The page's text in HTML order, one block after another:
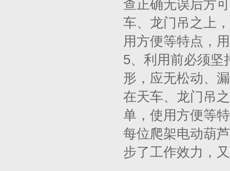
查正确无误后方
车、龙门吊之上
用方便等特点，
5、利用前必须坚
形，应无松动、
在天车、龙门吊
单，使用方便等
每位爬架电动葫
步了工作效力，